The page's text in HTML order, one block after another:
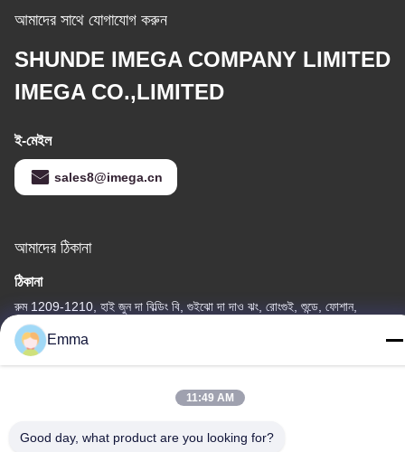
আমাদের সাথে যোগাযোগ করুন
SHUNDE IMEGA COMPANY LIMITED
IMEGA CO.,LIMITED
ই-মেইল
sales8@imega.cn
আমাদের ঠিকানা
ঠিকানা
রুম 1209-1210, হাই জুন দা বিল্ডিং বি, গুইঝো দা দাও ঝং, রোংগুই, শুন্ডে, ফোশান,
গুয়াংডং, চীন
টেল
Emma
11:49 AM
Good day, what product are you looking for?